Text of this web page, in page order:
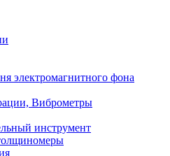
электромагнитного фона
Виброметры
инструмент